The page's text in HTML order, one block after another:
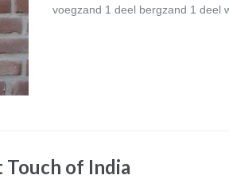
voegzand 1 deel bergzand 1 deel
Touch of India